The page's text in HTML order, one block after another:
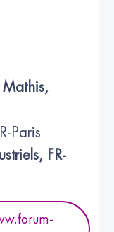
Mathis,
Paris
FR-